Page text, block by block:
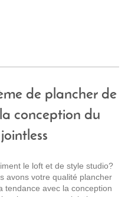
de plancher de
conception du
le loft et de style studio?
avons votre qualité plancher
tendance avec la conception